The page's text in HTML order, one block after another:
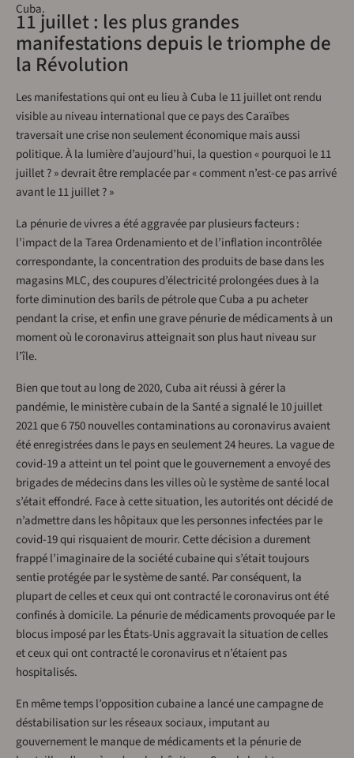
Cuba.
11 juillet : les plus grandes
manifestations depuis le triomphe de
la Révolution
Les manifestations qui ont eu lieu à Cuba le 11 juillet ont rendu
visible au niveau international que ce pays des Caraïbes
traversait une crise non seulement économique mais aussi
politique. À la lumière d’aujourd’hui, la question « pourquoi le 11
juillet ? » devrait être remplacée par « comment n’est-ce pas arrivé
avant le 11 juillet ? »
La pénurie de vivres a été aggravée par plusieurs facteurs :
l’impact de la Tarea Ordenamiento et de l’inflation incontrôlée
correspondante, la concentration des produits de base dans les
magasins MLC, des coupures d’électricité prolongées dues à la
forte diminution des barils de pétrole que Cuba a pu acheter
pendant la crise, et enfin une grave pénurie de médicaments à un
moment où le coronavirus atteignait son plus haut niveau sur
l’île.
Bien que tout au long de 2020, Cuba ait réussi à gérer la
pandémie, le ministère cubain de la Santé a signalé le 10 juillet
2021 que 6 750 nouvelles contaminations au coronavirus avaient
été enregistrées dans le pays en seulement 24 heures. La vague de
covid-19 a atteint un tel point que le gouvernement a envoyé des
brigades de médecins dans les villes où le système de santé local
s’était effondré. Face à cette situation, les autorités ont décidé de
n’admettre dans les hôpitaux que les personnes infectées par le
covid-19 qui risquaient de mourir. Cette décision a durement
frappé l’imaginaire de la société cubaine qui s’était toujours
sentie protégée par le système de santé. Par conséquent, la
plupart de celles et ceux qui ont contracté le coronavirus ont été
confinés à domicile. La pénurie de médicaments provoquée par le
blocus imposé par les États-Unis aggravait la situation de celles
et ceux qui ont contracté le coronavirus et n’étaient pas
hospitalisés.
En même temps l’opposition cubaine a lancé une campagne de
déstabilisation sur les réseaux sociaux, imputant au
gouvernement le manque de médicaments et la pénurie de